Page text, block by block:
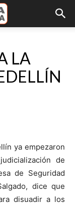
LA
ya empezaron
de
de Seguridad
dice que
disuadir a los